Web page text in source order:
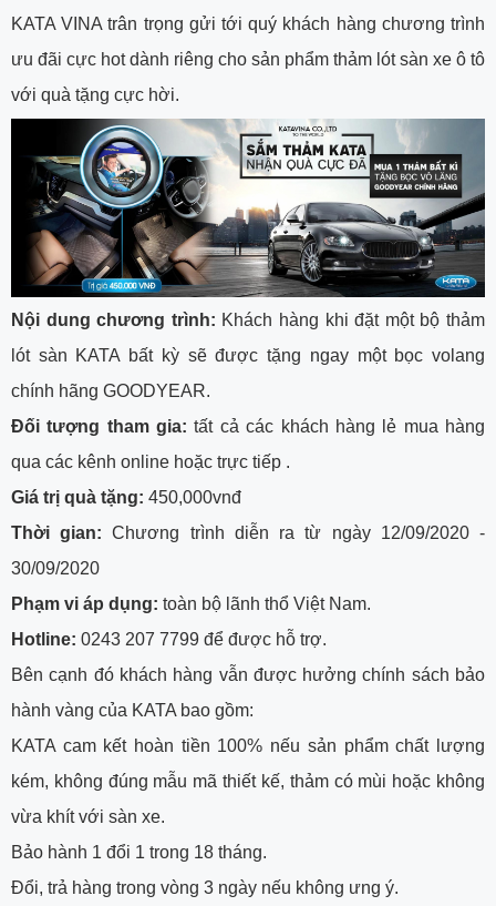
KATA VINA trân trọng gửi tới quý khách hàng chương trình
ưu đãi cực hot dành riêng cho sản phẩm thảm lót sàn xe ô tô
với quà tặng cực hời.
Nội dung chương trình: Khách hàng khi đặt một bộ thảm
lót sàn KATA bất kỳ sẽ được tặng ngay một bọc volang
chính hãng GOODYEAR.
Đối tượng tham gia: tất cả các khách hàng lẻ mua hàng
qua các kênh online hoặc trực tiếp .
Giá trị quà tặng: 450,000vnđ
Thời gian:Chương trình diễn ra từ ngày 12/09/2020 -
30/09/2020
Phạm vi áp dụng: toàn bộ lãnh thổ Việt Nam.
Hotline: 0243 207 7799 để được hỗ trợ.
Bên cạnh đó khách hàng vẫn được hưởng chính sách bảo
hành vàng của KATA bao gồm:
KATA cam kết hoàn tiền 100% nếu sản phẩm chất lượng
kém, không đúng mẫu mã thiết kế, thảm có mùi hoặc không
vừa khít với sàn xe.
Bảo hành 1 đổi 1 trong 18 tháng.
Đổi, trả hàng trong vòng 3 ngày nếu không ưng ý.